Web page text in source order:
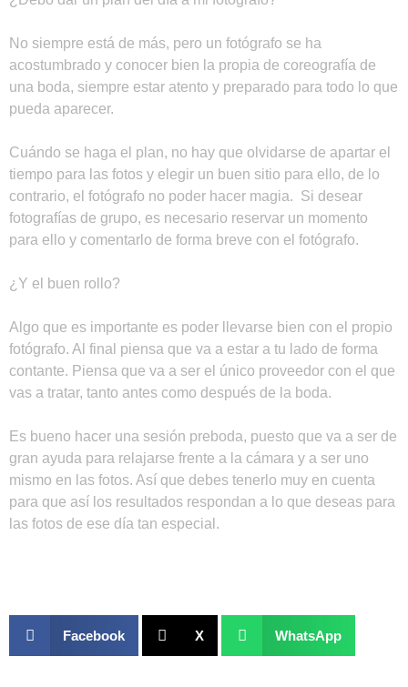
No siempre está de más, pero un fotógrafo se ha
acostumbrado y conocer bien la propia de coreografía de
una boda, siempre estar atento y preparado para todo lo que
pueda aparecer.
Cuándo se haga el plan, no hay que olvidarse de apartar el
tiempo para las fotos y elegir un buen sitio para ello, de lo
contrario, el fotógrafo no poder hacer magia. Si desear
fotografías de grupo, es necesario reservar un momento
para ello y comentarlo de forma breve con el fotógrafo.
¿Y el buen rollo?
Algo que es importante es poder llevarse bien con el propio
fotógrafo. Al final piensa que va a estar a tu lado de forma
contante. Piensa que va a ser el único proveedor con el que
vas a tratar, tanto antes como después de la boda.
Es bueno hacer una sesión preboda, puesto que va a ser de
gran ayuda para relajarse frente a la cámara y a ser uno
mismo en las fotos. Así que debes tenerlo muy en cuenta
para que así los resultados respondan a lo que deseas para
las fotos de ese día tan especial.
Facebook X WhatsApp